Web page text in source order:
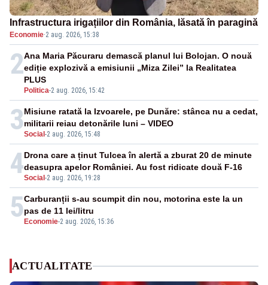
Infrastructura irigațiilor din România, lăsată în paragină
Economie·2 aug. 2026, 15:38
2
Politica-2 aug. 2026, 15:42
Ana Maria Păcuraru demască planul lui Bolojan. O nouă
ediție explozivă a emisiunii „Miza Zilei” la Realitatea
PLUS
3Social -2 aug. 2026, 15:48
Misiune ratată la Izvoarele, pe Dunăre: stânca nu a cedat,
militarii reiau detonările luni – VIDEO
4Social -2 aug. 2026, 19:28
Drona care a ținut Tulcea în alertă a zburat 20 de minute
deasupra apelor României. Au fost ridicate două F-16
5 Economie-2 aug. 2026, 15:36
Carburanții s-au scumpit din nou, motorina este la un
pas de 11 lei/litru
ACTUALITATE